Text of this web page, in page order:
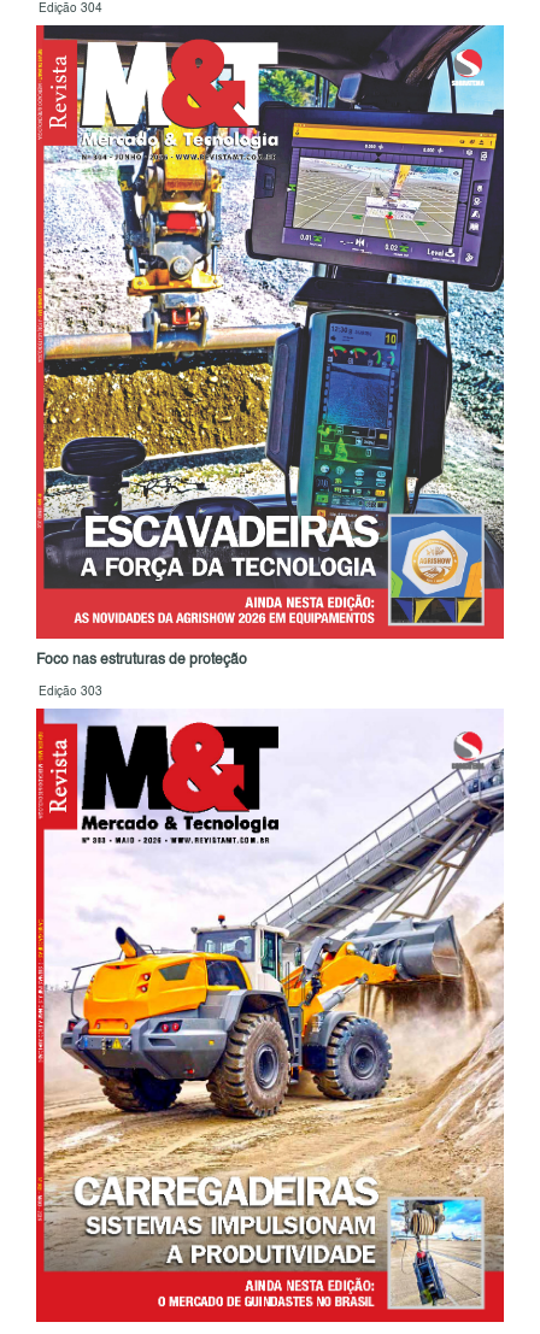
Edição 304
Foco nas estruturas de proteção
Edição 303